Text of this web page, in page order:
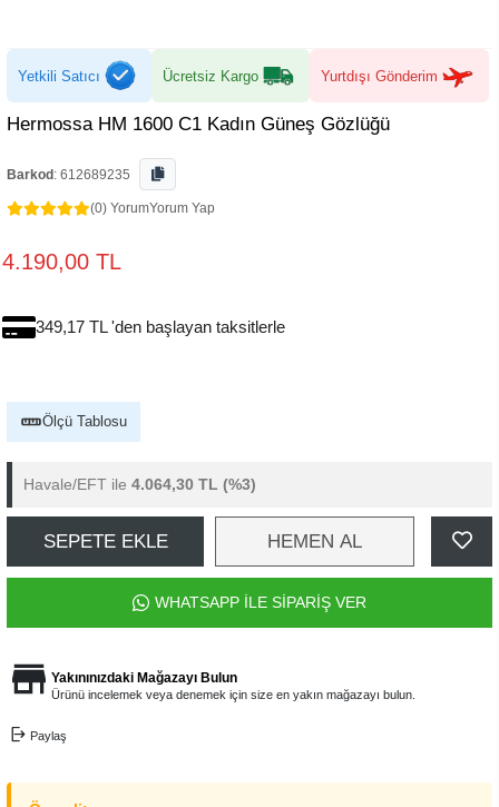
Yetkili Satıcı Ücretsiz Kargo Yurtdışı Gönderim
Hermossa HM 1600 C1 Kadın Güneş Gözlüğü
Barkod : 612689235
(0) YorumYorum Yap
4.190,00 TL
349,17 TL 'den başlayan taksitlerle
Ölçü Tablosu
Havale/EFT ile 4.064,30 TL (%3)
SEPETE EKLE HEMEN AL
WHATSAPP İLE SİPARİŞ VER
Yakınınızdaki Mağazayı Bulun
Ürünü incelemek veya denemek için size en yakın mağazayı bulun.
Paylaş